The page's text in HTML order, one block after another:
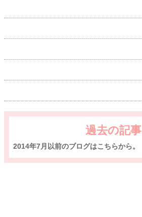
過去の記事
2014年7月以前のブログはこちらから。